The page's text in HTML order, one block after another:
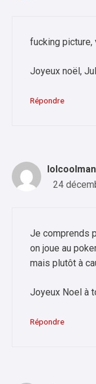
fucking picture,
Joyeux noël,
Répondre
lolcoolman
24
Je comprends
on joue au
mais plutôt à
Joyeux Noel à
Répondre